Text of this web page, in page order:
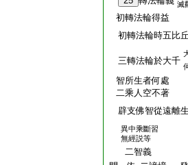
滅
初轉法輪得益
初轉法輪時五比
三轉法輪於大千
智所生者何處
二乘人空不著
辟支佛智從遠離
異中乘斷習
無經説等
二智義